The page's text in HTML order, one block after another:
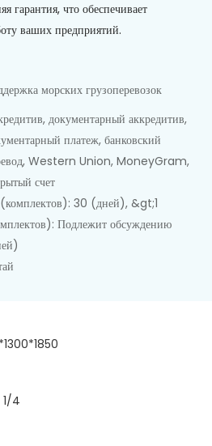
гарантия, что обеспечивает
ваших предприятий.
морских грузоперевозок
документарный аккредитив,
платеж, банковский
Western Union, MoneyGram,
счет
30 (дней), &gt;1
Подлежит обсуждению
1/4